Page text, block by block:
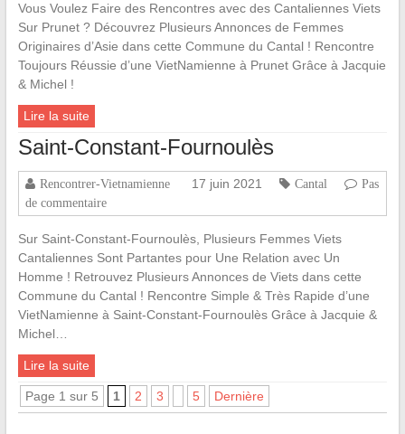
Vous Voulez Faire des Rencontres avec des Cantaliennes Viets
Sur Prunet ? Découvrez Plusieurs Annonces de Femmes
Originaires d’Asie dans cette Commune du Cantal ! Rencontre
Toujours Réussie d’une VietNamienne à Prunet Grâce à Jacquie
& Michel !
Lire la suite
Saint-Constant-Fournoulès
Rencontrer-Vietnamienne 17 juin 2021 Cantal
Pas
de commentaire
Sur Saint-Constant-Fournoulès, Plusieurs Femmes Viets
Cantaliennes Sont Partantes pour Une Relation avec Un
Homme ! Retrouvez Plusieurs Annonces de Viets dans cette
Commune du Cantal ! Rencontre Simple & Très Rapide d’une
VietNamienne à Saint-Constant-Fournoulès Grâce à Jacquie &
Michel…
Lire la suite
Page 1 sur 5 1 2 3 5 Dernière